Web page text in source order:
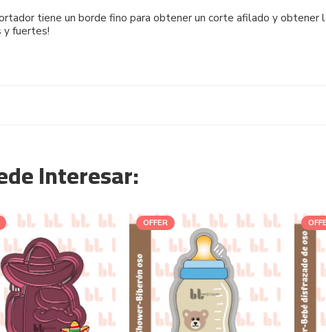
tiene un borde fino para obtener un corte afilado y obtener
y fuertes!
Interesar:
OFFER